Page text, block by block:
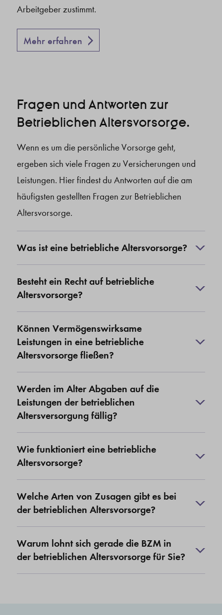
Arbeitgeber zustimmt.
Mehr erfahren
Fragen und Antworten zur
Betrieblichen Altersvorsorge.
Wenn es um die persönliche Vorsorge geht,
ergeben sich viele Fragen zu Versicherungen und
Leistungen. Hier findest du Antworten auf die am
häufigsten gestellten Fragen zur Betrieblichen
Altersvorsorge.
Was ist eine betriebliche Altersvorsorge?
Besteht ein Recht auf betriebliche
Altersvorsorge?
Können Vermögenswirksame
Leistungen in eine betriebliche
Altersvorsorge fließen?
Werden im Alter Abgaben auf die
Leistungen der betrieblichen
Altersversorgung fällig?
Wie funktioniert eine betriebliche
Altersvorsorge?
Welche Arten von Zusagen gibt es bei
der betrieblichen Altersvorsorge?
Warum lohnt sich gerade die BZM in
der betrieblichen Altersvorsorge für Sie?